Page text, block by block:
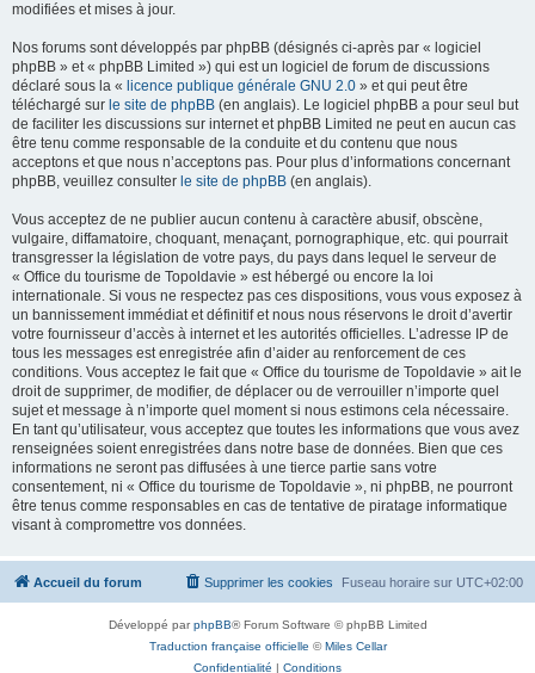
modifiées et mises à jour.
Nos forums sont développés par phpBB (désignés ci-après par « logiciel
phpBB » et « phpBB Limited ») qui est un logiciel de forum de discussions
déclaré sous la « licence publique générale GNU 2.0 » et qui peut être
téléchargé sur le site de phpBB (en anglais). Le logiciel phpBB a pour seul but
de faciliter les discussions sur internet et phpBB Limited ne peut en aucun cas
être tenu comme responsable de la conduite et du contenu que nous
acceptons et que nous n’acceptons pas. Pour plus d’informations concernant
phpBB, veuillez consulter le site de phpBB (en anglais).
Vous acceptez de ne publier aucun contenu à caractère abusif, obscène,
vulgaire, diffamatoire, choquant, menaçant, pornographique, etc. qui pourrait
transgresser la législation de votre pays, du pays dans lequel le serveur de
« Office du tourisme de Topoldavie » est hébergé ou encore la loi
internationale. Si vous ne respectez pas ces dispositions, vous vous exposez à
un bannissement immédiat et définitif et nous nous réservons le droit d’avertir
votre fournisseur d’accès à internet et les autorités officielles. L’adresse IP de
tous les messages est enregistrée afin d’aider au renforcement de ces
conditions. Vous acceptez le fait que « Office du tourisme de Topoldavie » ait le
droit de supprimer, de modifier, de déplacer ou de verrouiller n’importe quel
sujet et message à n’importe quel moment si nous estimons cela nécessaire.
En tant qu’utilisateur, vous acceptez que toutes les informations que vous avez
renseignées soient enregistrées dans notre base de données. Bien que ces
informations ne seront pas diffusées à une tierce partie sans votre
consentement, ni « Office du tourisme de Topoldavie », ni phpBB, ne pourront
être tenus comme responsables en cas de tentative de piratage informatique
visant à compromettre vos données.
Accueil du forum Fuseau horaire sur UTC+02:00
Supprimer les cookies
Développé parphpBB® Forum Software © phpBB Limited
Traduction française officielle ©Miles Cellar
Confidentialité | Conditions